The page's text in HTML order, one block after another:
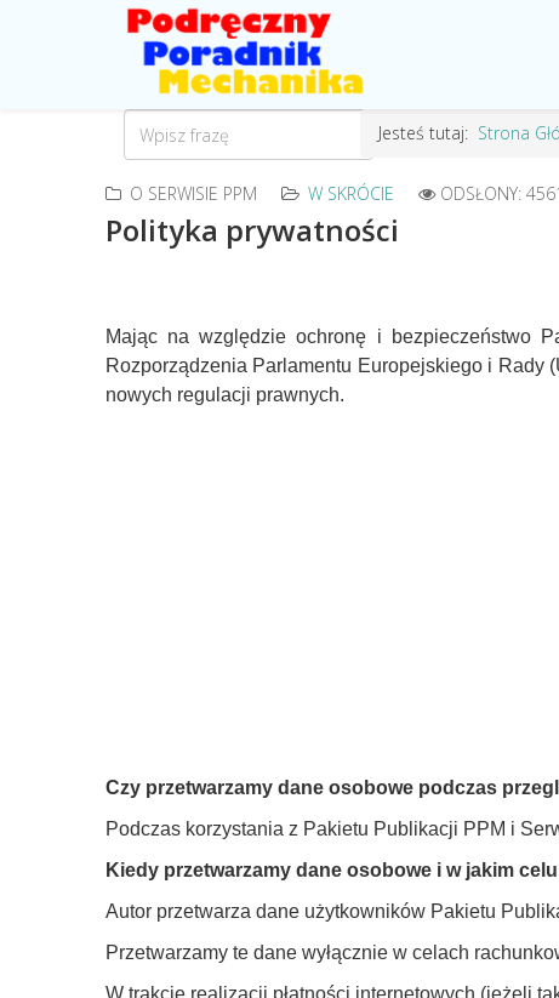
Jesteś tutaj: Strona
O SERWISIE PPM W SKRÓCIE ODSŁONY:
Polityka prywatności
Mając na względzie ochronę i bezpieczeństwo
Rozporządzenia Parlamentu Europejskiego i Rady
nowych regulacji prawnych.
Czy przetwarzamy dane osobowe podczas
Podczas korzystania z Pakietu Publikacji PPM i
Kiedy przetwarzamy dane osobowe i w jakim celu
Autor przetwarza dane użytkowników Pakietu
Przetwarzamy te dane wyłącznie w celach
W trakcie realizacji płatności internetowych (jeżeli